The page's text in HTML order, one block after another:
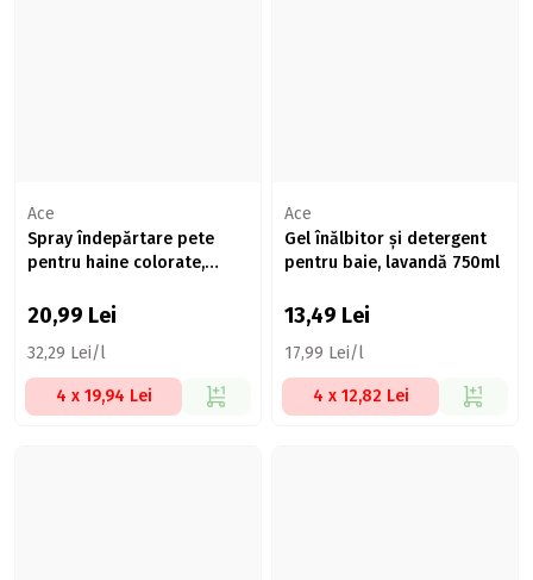
Ace
Spray îndepărtare pete
pentru haine colorate,
20,99 Lei
32,29 Lei/l
4 x 19,94 Lei
Ace
Gel înălbitor și detergent
pentru baie, lavandă 750ml
13,49 Lei
17,99 Lei/l
4 x 12,82 Lei